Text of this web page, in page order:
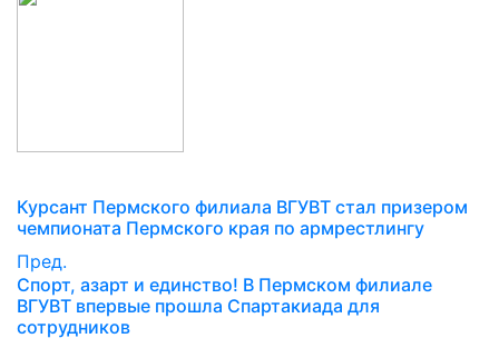
Курсант Пермского филиала ВГУВТ стал призером
чемпионата Пермского края по армрестлингу
Пред.
Спорт, азарт и единство! В Пермском филиале
ВГУВТ впервые прошла Спартакиада для
сотрудников